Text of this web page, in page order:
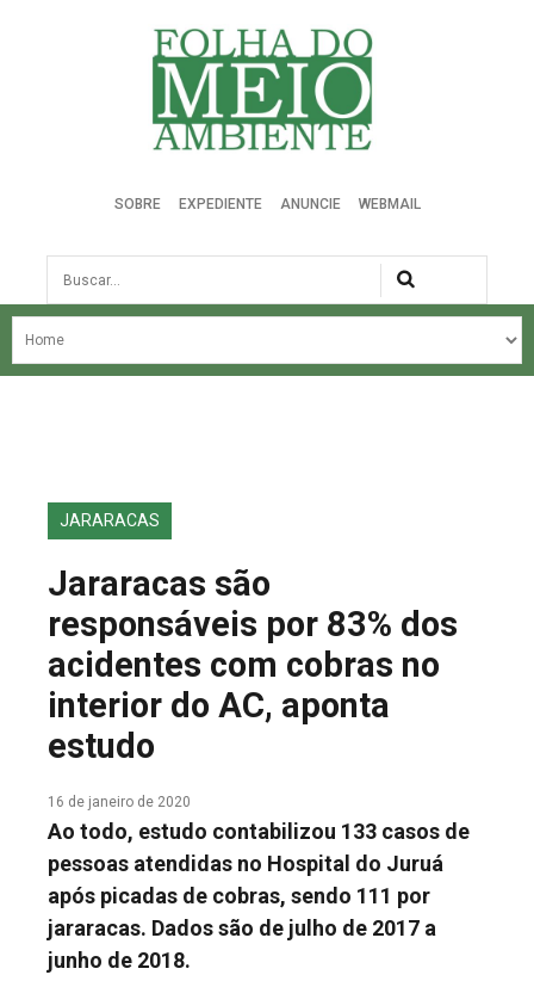
Folha do Meio Ambiente
SOBRE EXPEDIENTE ANUNCIE WEBMAIL
Busca
NOSSA HISTÓRIA
EDIÇÕES ANTERIORES
FALE CONOSCO
JARARACAS
Jararacas são
responsáveis por 83% dos
acidentes com cobras no
interior do AC, aponta
estudo
16 de janeiro de 2020
Ao todo, estudo contabilizou 133 casos de
pessoas atendidas no Hospital do Juruá
após picadas de cobras, sendo 111 por
jararacas. Dados são de julho de 2017 a
junho de 2018.